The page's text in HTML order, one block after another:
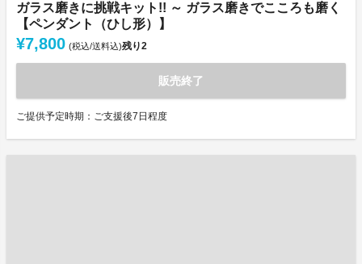
ガラス磨きに挑戦キット!! ～ ガラス磨きでこころも磨く
【ペンダント（ひし形）】
¥7,800 (税込/送料込)残り2
販売終了
ご提供予定時期：ご支援後7日程度